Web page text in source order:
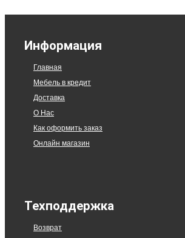
Информация
Главная
Мебель в кредит
Доставка
О Нас
Как оформить заказ
Онлайн магазин
Техподдержка
Возврат